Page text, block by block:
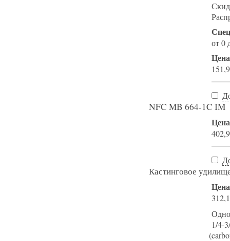
от 0
NFC MB 664-1C IM
Кастинговое
1/4-